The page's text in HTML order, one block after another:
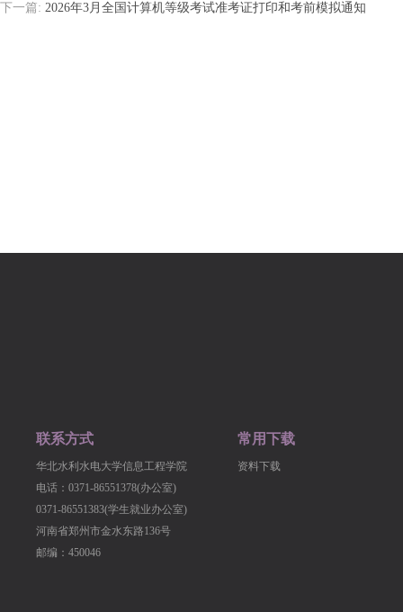
下一篇: 2026年3月全国计算机等级考试准考证打印和考前模拟通知
联系方式
华北水利水电大学信息工程学院
电话：0371-86551378(办公室)
0371-86551383(学生就业办公室)
河南省郑州市金水东路136号
邮编：450046
常用下载
资料下载